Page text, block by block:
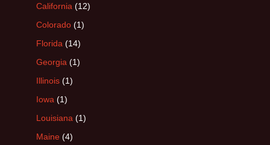
California (12)
Colorado (1)
Florida (14)
Georgia (1)
Illinois (1)
Iowa (1)
Louisiana (1)
Maine (4)